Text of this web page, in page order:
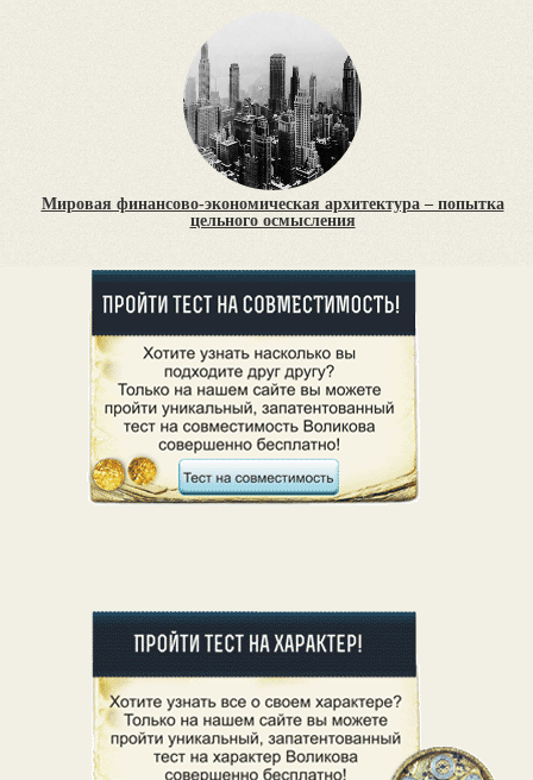
Мировая финансово-экономическая архитектура – попытка
цельного осмысления